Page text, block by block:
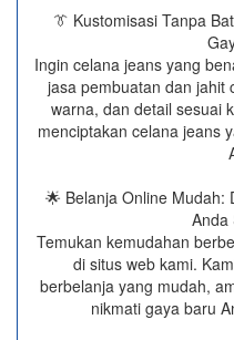
👔 Kustomisasi Tanpa
Ingin celana jeans yang
jasa pembuatan dan jahit
warna, dan detail sesuai
menciptakan celana jeans
🌟 Belanja Online Mudah:
Anda
Temukan kemudahan
di situs web kami.
berbelanja yang mudah,
nikmati gaya baru